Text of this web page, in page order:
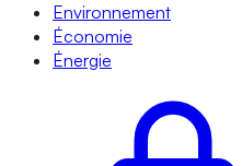
Environnement
Économie
Énergie